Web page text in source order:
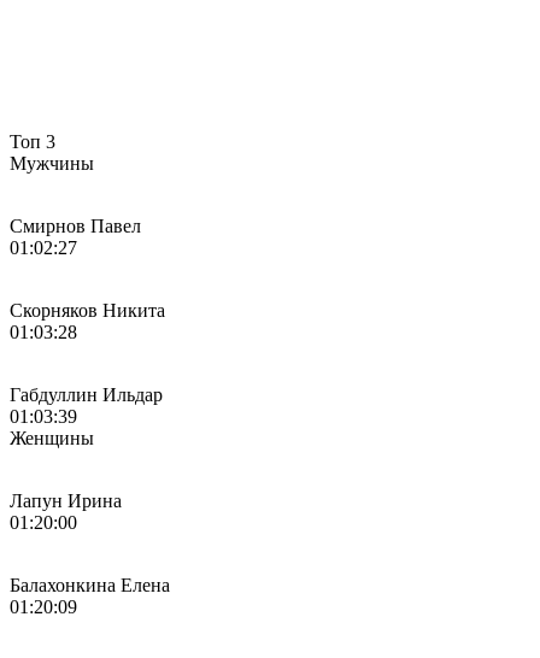
Топ 3
Мужчины
Смирнов Павел
01:02:27
Скорняков Никита
01:03:28
Габдуллин Ильдар
01:03:39
Женщины
Лапун Ирина
01:20:00
Балахонкина Елена
01:20:09